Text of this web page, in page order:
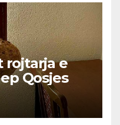
rojtarja e
Qosjes